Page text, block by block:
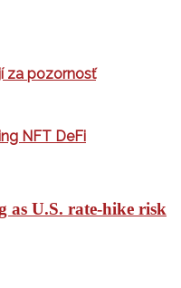
za pozornosť
NFT DeFi
as U.S. rate-hike risk